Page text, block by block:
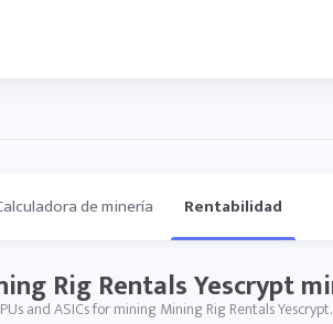
de minería Rentabilidad
Rig Rentals Yescrypt
and ASICs for mining Mining Rig Rentals Yescrypt.